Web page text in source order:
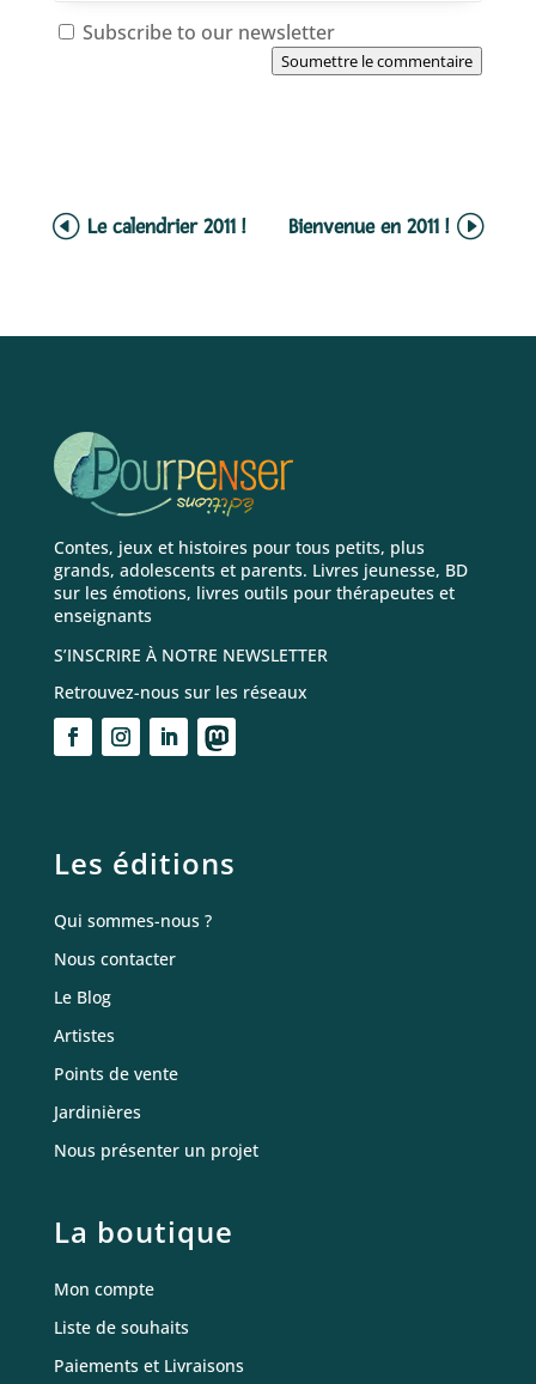
Subscribe to our newsletter
Soumettre le commentaire
Le calendrier 2011 ! Bienvenue en 2011 !
Contes, jeux et histoires pour tous petits, plus
grands, adolescents et parents. Livres jeunesse, BD
sur les émotions, livres outils pour thérapeutes et
enseignants
S’INSCRIRE À NOTRE NEWSLETTER
Retrouvez-nous sur les réseaux
Les éditions
Qui sommes-nous ?
Nous contacter
Le Blog
Artistes
Points de vente
Jardinières
Nous présenter un projet
La boutique
Mon compte
Liste de souhaits
Paiements et Livraisons